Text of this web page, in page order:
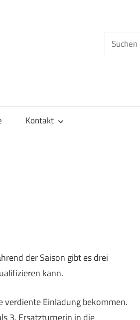
Suchen
nach:
Kontakt
der Saison gibt es drei
kann.
verdiente Einladung bekommen.
3. Ersatzturnerin in die